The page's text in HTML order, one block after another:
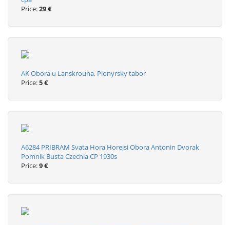
Price:29 €
AK Obora u Lanskrouna, Pionyrsky tabor
Price:5 €
A6284 PRIBRAM Svata Hora Horejsi Obora Antonin Dvorak
Pomnik Busta Czechia CP 1930s
Price:9 €